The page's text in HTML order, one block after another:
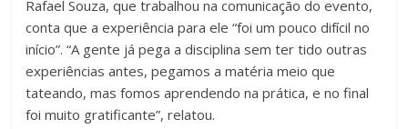
Rafael Souza, que trabalhou na comunicação do evento,
conta que a experiência para ele “foi um pouco difícil no
início”. “A gente já pega a disciplina sem ter tido outras
experiências antes, pegamos a matéria meio que
tateando, mas fomos aprendendo na prática, e no final
foi muito gratificante”, relatou.